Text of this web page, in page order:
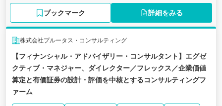
ブックマーク 詳細をみる
株式会社プルータス・コンサルティング
【フィナンシャル・アドバイザリー・コンサルタント】エグゼ
クティブ・マネジャー、ダイレクター／フレックス／企業価値
算定と有価証券の設計・評価を中核とするコンサルティングフ
ァーム